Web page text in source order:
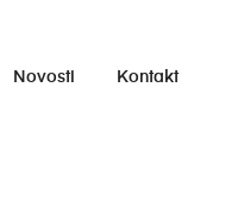
Novosti Kontakt